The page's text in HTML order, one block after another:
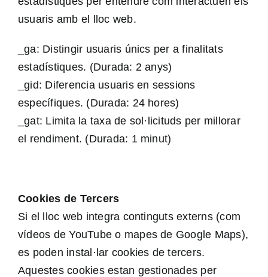
usuaris amb el lloc web.
_ga: Distingir usuaris únics per a finalitats
estadístiques. (Durada: 2 anys)
_gid: Diferencia usuaris en sessions
específiques. (Durada: 24 hores)
_gat: Limita la taxa de sol·licituds per millorar
el rendiment. (Durada: 1 minut)
Cookies de Tercers
Si el lloc web integra continguts externs (com
vídeos de YouTube o mapes de Google Maps),
es poden instal·lar cookies de tercers.
Aquestes cookies estan gestionades per